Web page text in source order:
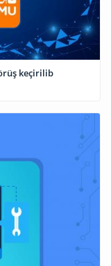
keçirilib